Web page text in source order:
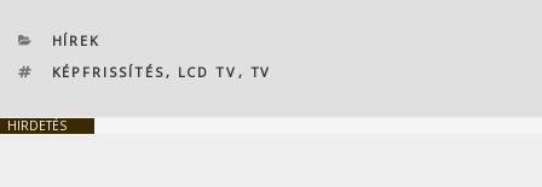
KATEGÓRIÁK
HÍREK
CÍMKÉK
KÉPFRISSÍTÉS , LCD TV , TV
HIRDETÉS